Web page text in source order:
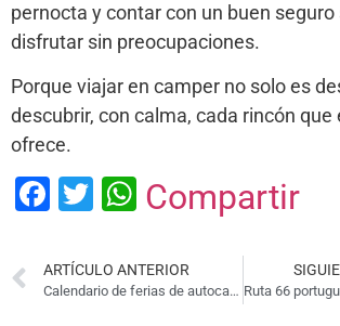
pernocta y contar con un buen
disfrutar sin preocupaciones.
Porque viajar en camper no solo es
descubrir, con calma, cada rincón que
ofrece.
Facebook
Twitter
WhatsApp
Compartir
ARTÍCULO ANTERIOR
Calendario de ferias de autocaravanas en 2026